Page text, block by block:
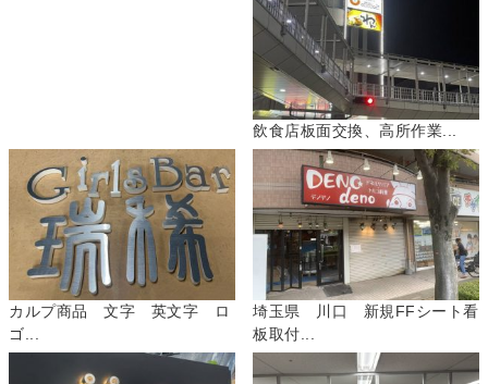
飲食店板面交換、高所作業...
カルプ商品 文字 英文字 ロ
ゴ...
埼玉県 川口 新規FFシート看
板取付...